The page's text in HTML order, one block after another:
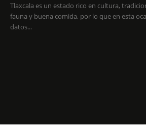
Tlaxcala es un estado rico en cultura,
fauna y buena comida, por lo que en esta
datos...